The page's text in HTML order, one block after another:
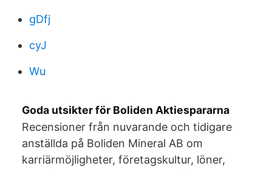
gDfj
cyJ
Wu
Goda utsikter för Boliden Aktiespararna
Recensioner från nuvarande och tidigare
anställda på Boliden Mineral AB om
karriärmöjligheter, företagskultur, löner,